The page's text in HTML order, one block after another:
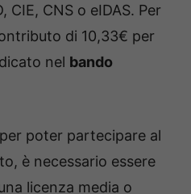
CIE, CNS o eIDAS. Per
di 10,33€ per
nel bando
per poter partecipare al
è necessario essere
licenza media o